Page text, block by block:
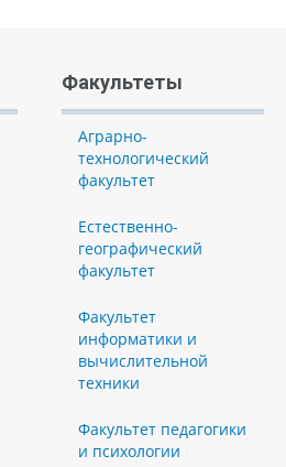
Факультеты
Аграрно-
технологический
факультет
Естественно-
географический
факультет
Факультет
информатики и
вычислительной
техники
Факультет педагогики
и психологии